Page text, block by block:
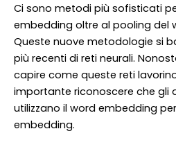
Ci sono metodi più sofisticati
embedding oltre al pooling del
Queste nuove metodologie si
più recenti di reti neurali.
capire come queste reti
importante riconoscere che gli
utilizzano il word embedding
embedding.